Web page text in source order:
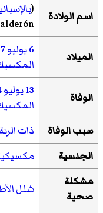
اسم الولادة (
الميلاد 6 يوليو
الوفاة 13 يوليو
سبب الوفاة
ذات
الجنسية
مشكلة
صحية
شلل